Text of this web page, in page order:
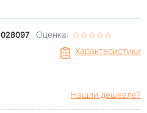
Оценка: ☆☆☆☆☆
★★★★★
Характеристики
Нашли дешевле?